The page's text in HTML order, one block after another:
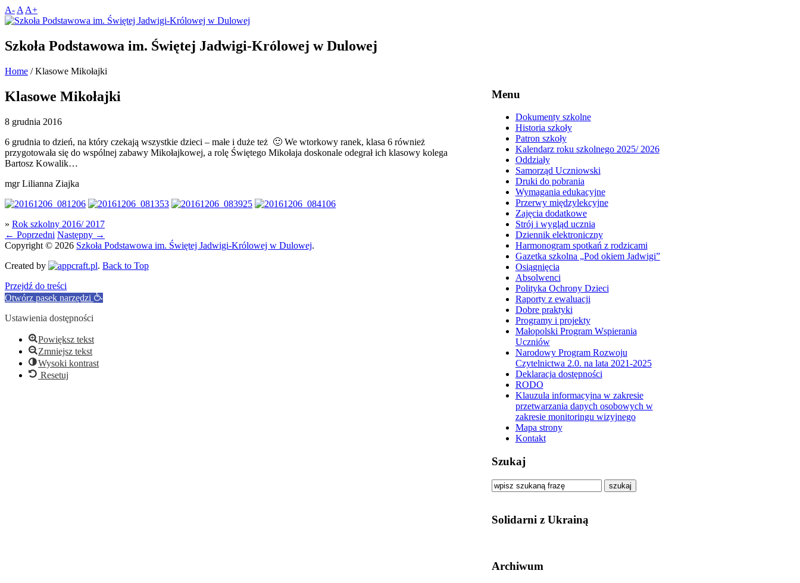
A- A A+
Szkoła Podstawowa im. Świętej Jadwigi-Królowej w Dulowej
Home / Klasowe Mikołajki
Klasowe Mikołajki
8 grudnia 2016
6 grudnia to dzień, na który czekają wszystkie dzieci – małe i duże też 🙂 We wtorkowy ranek, klasa 6 również
przygotowała się do wspólnej zabawy Mikołajkowej, a rolę Świętego Mikołaja doskonale odegrał ich klasowy kolega
Bartosz Kowalik…
mgr Lilianna Ziajka
» Rok szkolny 2016/ 2017
← Poprzedni Następny →
Menu
Dokumenty szkolne
Historia szkoły
Patron szkoły
Kalendarz roku szkolnego 2025/ 2026
Oddziały
Samorząd Uczniowski
Druki do pobrania
Wymagania edukacyjne
Przerwy międzylekcyjne
Zajęcia dodatkowe
Strój i wygląd ucznia
Dziennik elektroniczny
Harmonogram spotkań z rodzicami
Gazetka szkolna „Pod okiem Jadwigi”
Osiągnięcia
Absolwenci
Polityka Ochrony Dzieci
Raporty z ewaluacji
Dobre praktyki
Programy i projekty
Małopolski Program Wspierania
Uczniów
Narodowy Program Rozwoju
Czytelnictwa 2.0. na lata 2021-2025
Deklaracja dostępności
RODO
Klauzula informacyjna w zakresie
przetwarzania danych osobowych w
zakresie monitoringu wizyjnego
Mapa strony
Kontakt
Szukaj
szukaj
Solidarni z Ukrainą
Archiwum
Copyright © 2026 Szkoła Podstawowa im. Świętej Jadwigi-Królowej w Dulowej.
Created by
. Back to Top
Przejdź do treści
Otwórz pasek narzędzi
Ustawienia dostępności
Powiększ tekst
Zmniejsz tekst
Wysoki kontrast
Resetuj